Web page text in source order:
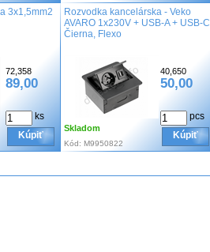
3x1,5mm2
72,358
89,00
ks
Kúpiť
Rozvodka kancelárska - Veko
AVARO 1x230V + USB-A + USB-C
Čierna, Flexo
40,650
50,00
pcs
Kúpiť
Skladom
Kód: M9950822